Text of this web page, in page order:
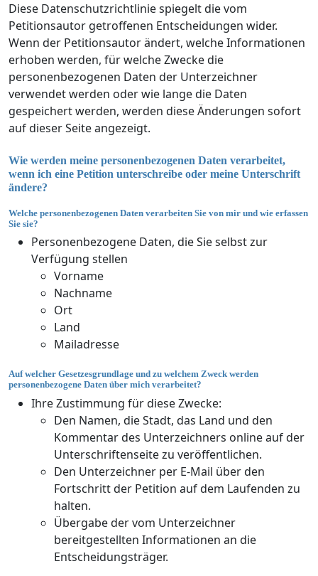
Diese Datenschutzrichtlinie spiegelt die vom
Petitionsautor getroffenen Entscheidungen wider.
Wenn der Petitionsautor ändert, welche Informationen
erhoben werden, für welche Zwecke die
personenbezogenen Daten der Unterzeichner
verwendet werden oder wie lange die Daten
gespeichert werden, werden diese Änderungen sofort
auf dieser Seite angezeigt.
Wie werden meine personenbezogenen Daten verarbeitet,
wenn ich eine Petition unterschreibe oder meine Unterschrift
ändere?
Welche personenbezogenen Daten verarbeiten Sie von mir und wie erfassen
Sie sie?
Personenbezogene Daten, die Sie selbst zur
Verfügung stellen
Vorname
Nachname
Ort
Land
Mailadresse
Auf welcher Gesetzesgrundlage und zu welchem Zweck werden
personenbezogene Daten über mich verarbeitet?
Ihre Zustimmung für diese Zwecke:
Den Namen, die Stadt, das Land und den
Kommentar des Unterzeichners online auf der
Unterschriftenseite zu veröffentlichen.
Den Unterzeichner per E-Mail über den
Fortschritt der Petition auf dem Laufenden zu
halten.
Übergabe der vom Unterzeichner
bereitgestellten Informationen an die
Entscheidungsträger.